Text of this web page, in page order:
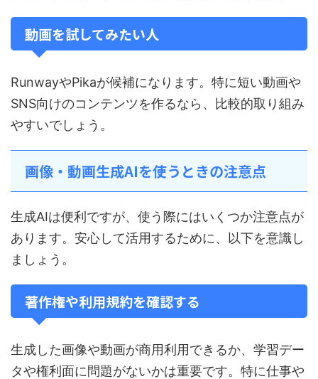
動画を試してみたい人
RunwayやPikaが候補になります。特に短い動画や
SNS向けのコンテンツを作るなら、比較的取り組み
やすいでしょう。
画像・動画生成AIを使うときの注意点
生成AIは便利ですが、使う際にはいくつか注意点が
あります。安心して活用するために、以下を意識し
ましょう。
著作権や利用規約を確認する
生成した画像や動画が商用利用できるか、学習デー
タや権利面に問題がないかは重要です。特に仕事や